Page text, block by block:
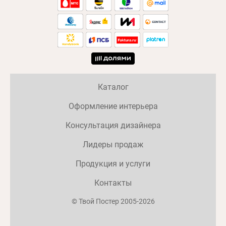
© Твой Постер 2005-2026
Каталог
Оформление интерьера
Консультация дизайнера
Лидеры продаж
Продукция и услуги
Контакты